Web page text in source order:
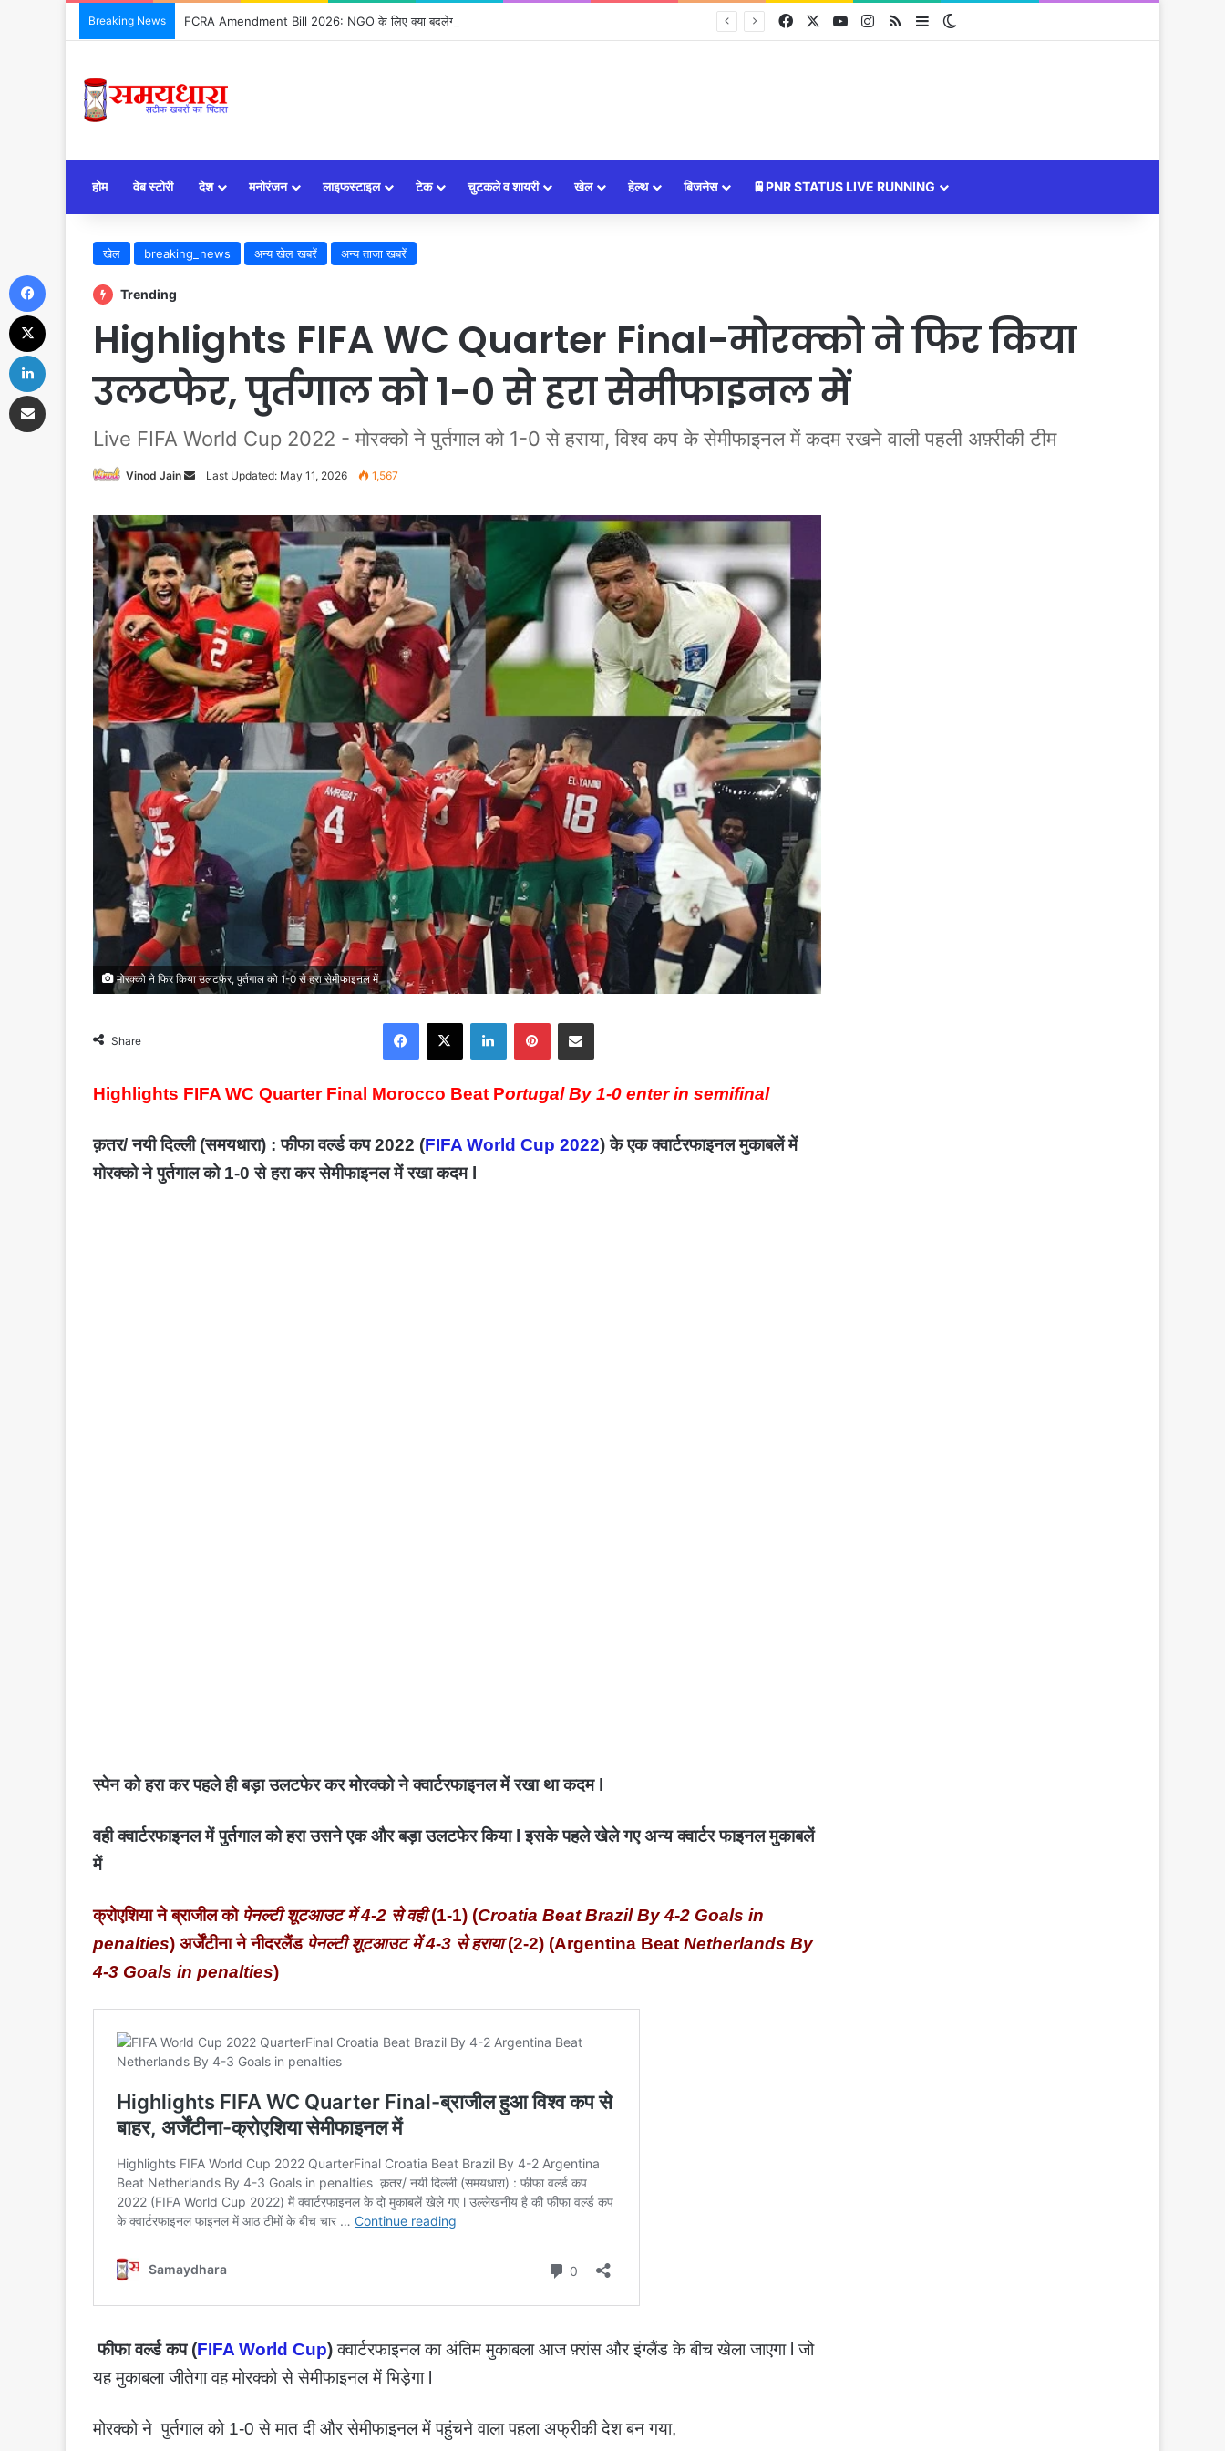
Breaking News FCRA Amendment Bill 2026: NGO के लिए क्या बदलेगा? जानिए 12 बड़े बदलाव Facebook YouTubeInstagram
RSS Sidebar
होम वेब स्टोरी देश मनोरंजन लाइफस्टाइल टेक चुटकले व शायरी खेल हेल्थ बिजनेस 🚆PNR STATUS LIVE RUNNING
खेल breaking_news अन्य खेल खबरें अन्य ताजा खबरें
Trending
Highlights FIFA WC Quarter Final-मोरक्को ने फिर किया
उलटफेर, पुर्तगाल को 1-0 से हरा सेमीफाइनल में
Live FIFA World Cup 2022 - मोरक्को ने पुर्तगाल को 1-0 से हराया, विश्व कप के सेमीफाइनल में कदम रखने वाली पहली अफ़्रीकी टीम
Vinod Jain
Send
email
Last Updated: May 11, 2026 1,567
मोरक्को ने फिर किया उलटफेर, पुर्तगाल को 1-0 से हरा सेमीफाइनल में
Share
Facebook X LinkedIn Pinterest Share via Email
Highlights FIFA WC Quarter Final Morocco Beat Portugal By 1-0 enter in semifinal
क़तर/ नयी दिल्ली (समयधारा) : फीफा वर्ल्ड कप 2022 (FIFA World Cup 2022) के एक क्वार्टरफाइनल मुकाबलें में
मोरक्को ने पुर्तगाल को 1-0 से हरा कर सेमीफाइनल में रखा कदम l
स्पेन को हरा कर पहले ही बड़ा उलटफेर कर मोरक्को ने क्वार्टरफाइनल में रखा था कदम l
वही क्वार्टरफाइनल में पुर्तगाल को हरा उसने एक और बड़ा उलटफेर किया l इसके पहले खेले गए अन्य क्वार्टर फाइनल मुकाबलें
में
क्रोएशिया ने ब्राजील को पेनल्टी शूटआउट में 4-2 से वही(1-1) (Croatia Beat Brazil By 4-2 Goals in
penalties) अर्जेंटीना ने नीदरलैंड पेनल्टी शूटआउट में 4-3 से हराया(2-2) (Argentina Beat Netherlands By
4-3 Goals in penalties)
फीफा वर्ल्ड कप (FIFA World Cup)क्वार्टरफाइनल का अंतिम मुकाबला आज फ़्रांस और इंग्लैंड के बीच खेला जाएगा l जो
यह मुकाबला जीतेगा वह मोरक्को से सेमीफाइनल में भिड़ेगा l
मोरक्को ने पुर्तगाल को 1-0 से मात दी और सेमीफाइनल में पहुंचने वाला पहला अफ्रीकी देश बन गया,